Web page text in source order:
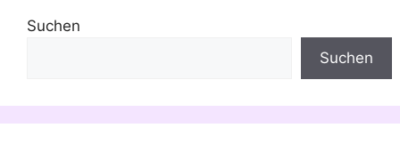
Suchen
Suchen